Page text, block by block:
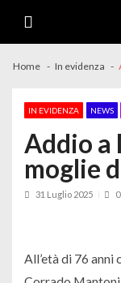
Home In evidenza
IN EVIDENZA NEWS
Addio a
moglie
31 Luglio 2025 0
All’età di 76